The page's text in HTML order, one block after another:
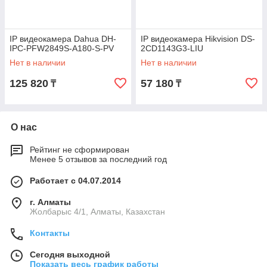
IP видеокамера Dahua DH-
IPC-PFW2849S-A180-S-PV
Нет в наличии
125 820 ₸
IP видеокамера Hikvision DS-
2CD1143G3-LIU
Нет в наличии
57 180 ₸
О нас
Рейтинг не сформирован
Менее 5 отзывов за последний год
Работает с 04.07.2014
г. Алматы
Жолбарыс 4/1, Алматы, Казахстан
Контакты
Сегодня выходной
Показать весь график работы